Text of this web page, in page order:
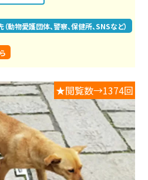
動物愛護団体、警察、保健所、SNSなど）
★閲覧数→1374回